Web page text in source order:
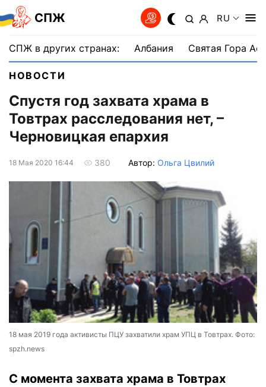
СПЖ RU
СПЖ в других странах: Албания Святая Гора
НОВОСТИ
Спустя год захвата храма в
Товтрах расследования нет, –
Черновицкая епархия
18 Мая 2020 16:44 380 Автор: Ольга Цвилий
18 мая 2019 года активисты ПЦУ захватили храм УПЦ в Товтрах. Фото:
spzh.news
С момента захвата храма в Товтрах